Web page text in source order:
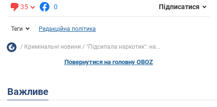
35 0 Підписатися
Теги Редакційна політика
Кримінальні новини "Підсипала наркотик": на...
Повернутися на головну OBOZ
Важливе